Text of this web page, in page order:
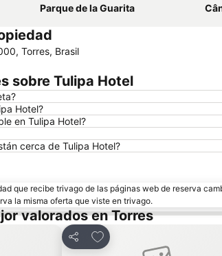
Parque de la Guarita
Torres, Brasil
sobre Tulipa Hotel
Hotel?
en Tulipa Hotel?
cerca de Tulipa Hotel?
que recibe trivago de las páginas web de reserva
la misma oferta que viste en trivago.
valorados en Torres
Compartir
Añadir a favoritos